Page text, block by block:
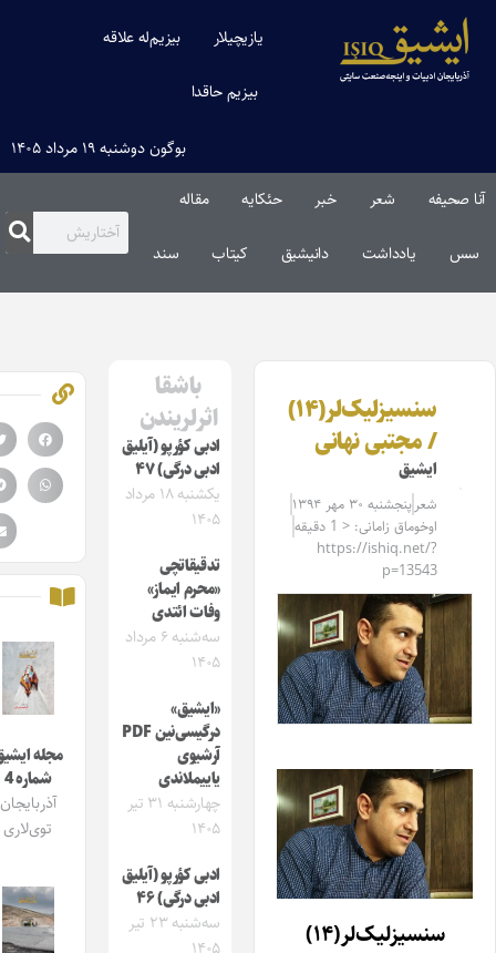
یازیچیلار بیزیم‌له علاقه
بیزیم حاقدا
بوگون دوشنبه ۱۹ مرداد ۱۴۰۵
صحیفه حئکایه مقاله‌
یادداشت دانیشیق کیتاب
سنسیزلیک‌لر(۱۴)
/ مجتبی نهانی
ایشیق
پنجشنبه ۳۰ مهر ۱۳۹۴
اوخوماق زامانی: < 1 دقیقه
https://ishiq.net/?
p=13543
سنسیزلیک‌لر(۱۴)
باشقا
اثرلریندن
ادبی کؤرپو (آیلیق
ادبی درگی) ۴۷
یکشنبه ۱۸ مرداد
تدقیقاتچی
«محرم ایماز»
وفات ائتدی
سه‌شنبه ۶ مرداد
«ایشیق»
درگیسی‌نین PDF
آرشیوی
یاییملاندی
چهارشنبه ۳۱ تیر
ادبی کؤرپو (آیلیق
ادبی درگی) ۴۶
سه‌شنبه ۲۳ تیر
مجله ایشیق
شماره 4
آذربایجان
توی‌لاری